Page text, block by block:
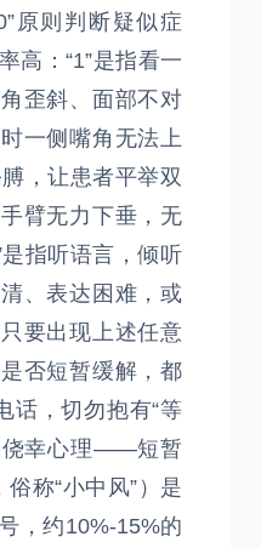
原则判断疑似症
高：“1”是指看一
歪斜、面部不对
一侧嘴角无法上
，让患者平举双
臂无力下垂，无
指听语言，倾听
、表达困难，或
要出现上述任意
否短暂缓解，都
话，切勿抱有“等
侥幸心理——短暂
称“小中风”）是
，约10%-15%的